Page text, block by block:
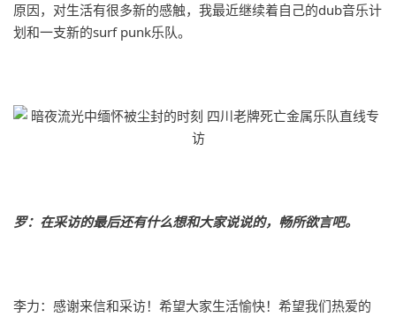
原因，对生活有很多新的感触，我最近继续着自己的dub音乐计
划和一支新的surf punk乐队。
罗：在采访的最后还有什么想和大家说说的，畅所欲言吧。
李力：感谢来信和采访！希望大家生活愉快！希望我们热爱的